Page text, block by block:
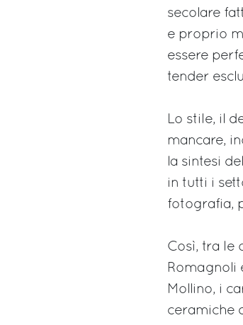
secolare
e proprio
essere
tender
Lo stile, il
mancare,
la sintesi
in tutti i
fotografia,
Così, tra le
Romagnoli
Mollino, i
ceramiche